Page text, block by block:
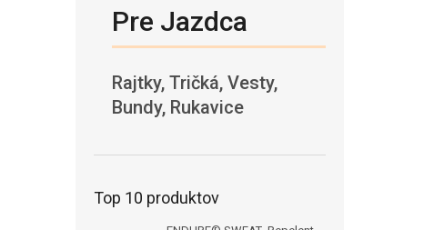
Pre Jazdca
Rajtky, Tričká, Vesty,
Bundy, Rukavice
Top 10 produktov